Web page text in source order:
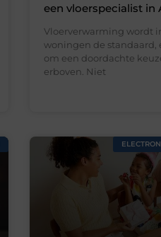
een vloerspecialist in
Vloerverwarming wordt
woningen de standaard,
om een doordachte
erboven. Niet